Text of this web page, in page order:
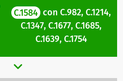
C.1584 conC.982,C.1214,
C.1347, C.1677, C.1685,
C.1639, C.1754